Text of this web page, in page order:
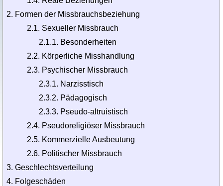
Formen der Missbrauchsbeziehung
2.1. Sexueller Missbrauch
2.1.1. Besonderheiten
2.2. Körperliche Misshandlung
2.3. Psychischer Missbrauch
2.3.1. Narzisstisch
2.3.2. Pädagogisch
2.3.3. Pseudo-altruistisch
2.4. Pseudoreligiöser Missbrauch
2.5. Kommerzielle Ausbeutung
2.6. Politischer Missbrauch
Geschlechtsverteilung
Folgeschäden